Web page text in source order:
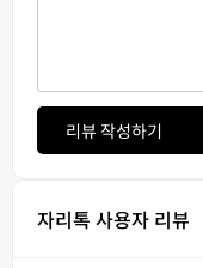
리뷰 작성하기
자리톡 사용자 리뷰